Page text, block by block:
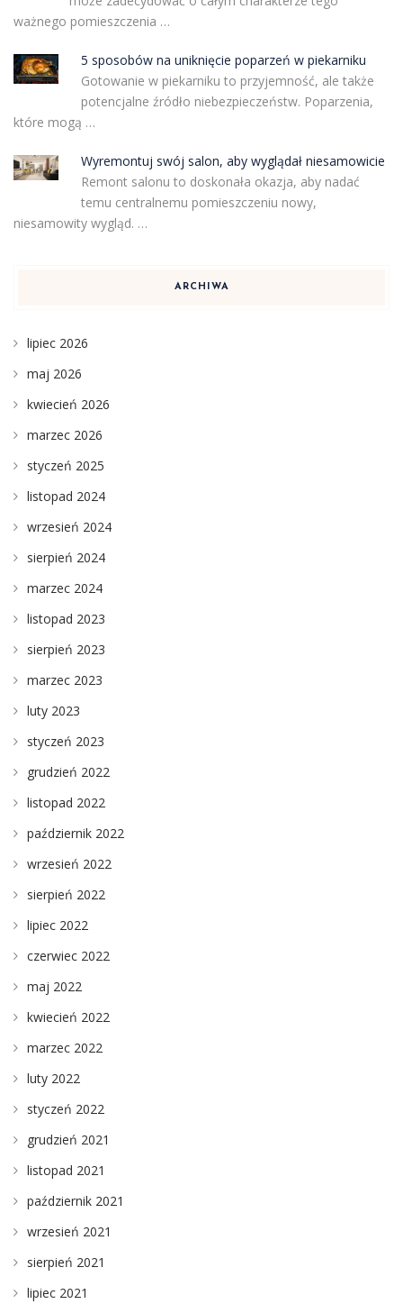
ważnego pomieszczenia …
5 sposobów na uniknięcie poparzeń w piekarniku
Gotowanie w piekarniku to przyjemność, ale także
potencjalne źródło niebezpieczeństw. Poparzenia,
które mogą …
Wyremontuj swój salon, aby wyglądał niesamowicie
Remont salonu to doskonała okazja, aby nadać
temu centralnemu pomieszczeniu nowy,
niesamowity wygląd. …
ARCHIWA
lipiec 2026
maj 2026
kwiecień 2026
marzec 2026
styczeń 2025
listopad 2024
wrzesień 2024
sierpień 2024
marzec 2024
listopad 2023
sierpień 2023
marzec 2023
luty 2023
styczeń 2023
grudzień 2022
listopad 2022
październik 2022
wrzesień 2022
sierpień 2022
lipiec 2022
czerwiec 2022
maj 2022
kwiecień 2022
marzec 2022
luty 2022
styczeń 2022
grudzień 2021
listopad 2021
październik 2021
wrzesień 2021
sierpień 2021
lipiec 2021